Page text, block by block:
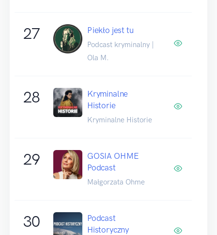
27 Piekło jest tu
Podcast kryminalny |
Ola M.
28
Kryminalne
Historie
Kryminalne Historie
29
GOSIA OHME
Podcast
Małgorzata Ohme
30
Podcast
Historyczny